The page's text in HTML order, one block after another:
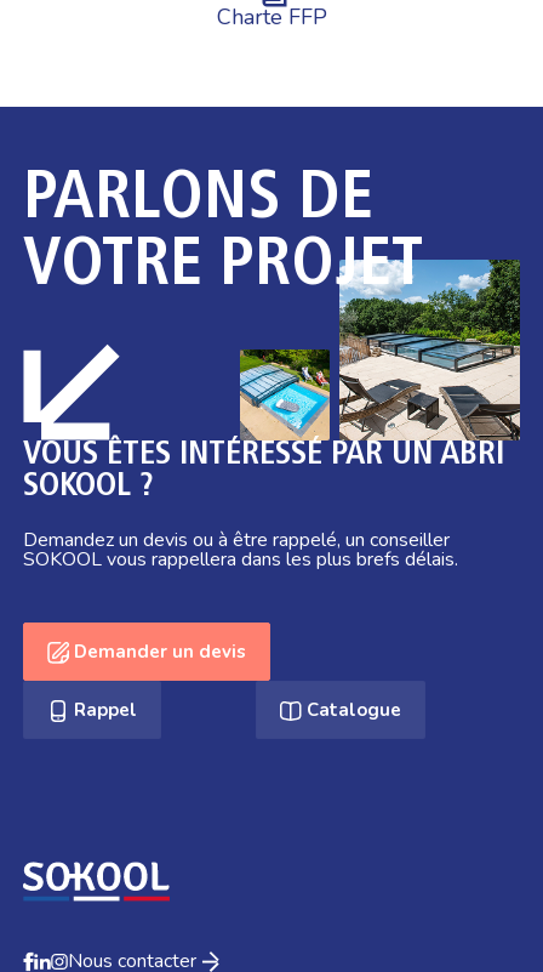
Charte FFP
PARLONS DE
VOTRE PROJET
VOUS ÊTES INTÉRESSÉ PAR UN ABRI
SOKOOL ?
Demandez un devis ou à être rappelé, un conseiller
SOKOOL vous rappellera dans les plus brefs délais.
Demander un devis
Rappel Catalogue
Nous contacter